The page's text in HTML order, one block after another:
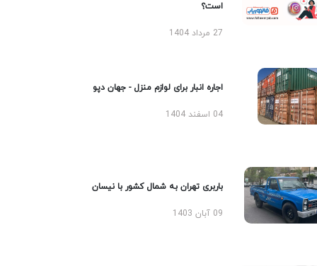
است؟
27 مرداد 1404
اجاره انبار برای لوازم منزل - جهان دپو
04 اسفند 1404
باربری تهران به شمال کشور با نیسان
09 آبان 1403